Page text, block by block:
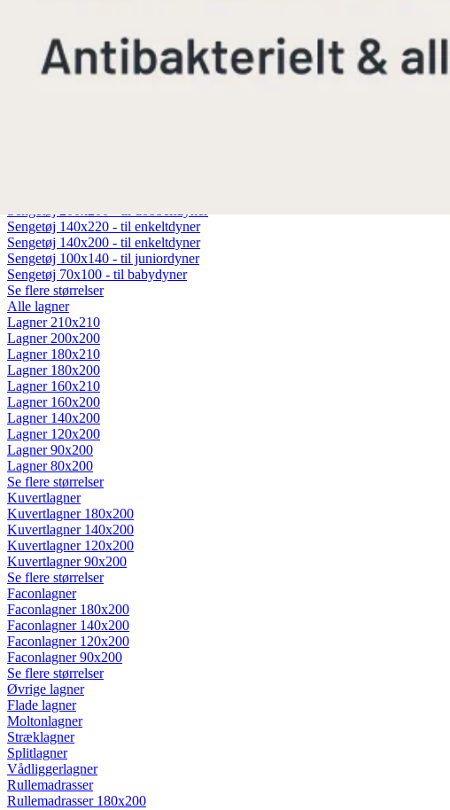
Gåsedunsdyner
Moskusdyner
Temperaturregulerende dyner
Sengetøj 140x220 - til enkeltdyner
Sengetøj 140x200 - til enkeltdyner
Sengetøj 100x140 - til juniordyner
Sengetøj 70x100 - til babydyner
Se flere størrelser
Alle lagner
Lagner 210x210
Lagner 200x200
Lagner 180x210
Lagner 180x200
Lagner 160x210
Lagner 160x200
Lagner 140x200
Lagner 120x200
Lagner 90x200
Lagner 80x200
Se flere størrelser
Kuvertlagner
Kuvertlagner 180x200
Kuvertlagner 140x200
Kuvertlagner 120x200
Kuvertlagner 90x200
Se flere størrelser
Faconlagner
Faconlagner 180x200
Faconlagner 140x200
Faconlagner 120x200
Faconlagner 90x200
Se flere størrelser
Øvrige lagner
Flade lagner
Moltonlagner
Stræklagner
Splitlagner
Vådliggerlagner
Rullemadrasser
Rullemadrasser 180x200